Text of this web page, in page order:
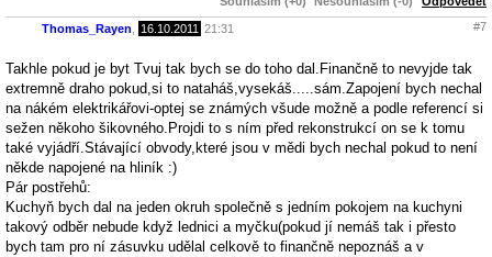
Thomas_Rayen 16.10.2011 21:31 #7
Takhle pokud je byt Tvuj tak bych se do toho dal.Finančně to nevyjde tak
extremně draho pokud,si to nataháš,vysekáš.....sám.Zapojení bych nechal
na nákém elektrikářovi-optej se známých všude možně a podle referencí si
sežen někoho šikovného.Projdi to s ním před rekonstrukcí on se k tomu
také vyjádří.Stávající obvody,které jsou v mědi bych nechal pokud to není
někde napojené na hliník :)
Pár postřehů:
Kuchyň bych dal na jeden okruh společně s jedním pokojem na kuchyni
takový odběr nebude když lednici a myčku(pokud jí nemáš tak i přesto
bych tam pro ní zásuvku udělal celkově to finančně nepoznáš a v